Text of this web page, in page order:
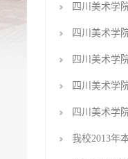
四川美术学
四川美术学
四川美术学
四川美术学
四川美术学
我校2013年